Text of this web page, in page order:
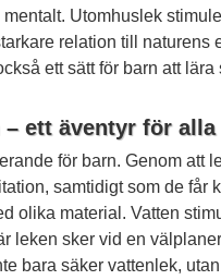
Utomhuslek
relation till naturens
ett sätt för barn att
ett äventyr för
för barn. Genom att
samtidigt som de får
olika material. Vatten
leken sker vid en
bara säker vattenlek,